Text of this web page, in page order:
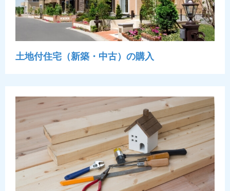
土地付住宅（新築・中古）の購入